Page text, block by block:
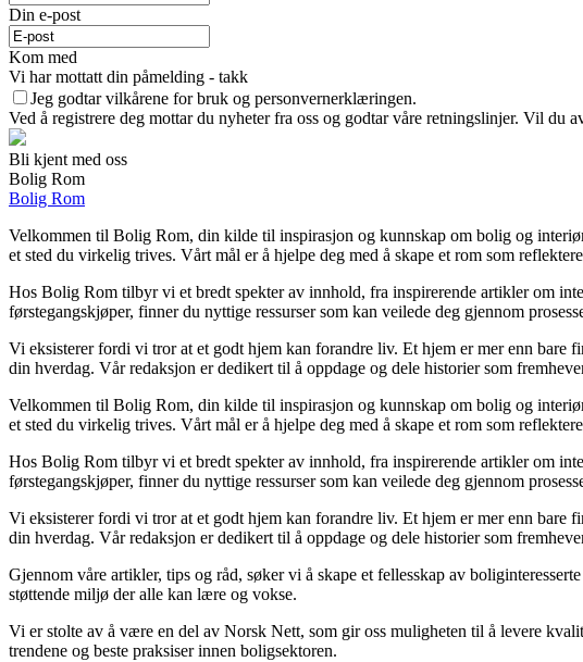
Din e-post
Kom med
Vi har mottatt din påmelding - takk
Jeg godtar vilkårene for bruk og personvernerklæringen.
Ved å registrere deg mottar du nyheter fra oss og godtar våre retningslinjer. Vil du
Bli kjent med oss
Bolig Rom
Bolig Rom
Velkommen til Bolig Rom, din kilde til inspirasjon og kunnskap om bolig og
et sted du virkelig trives. Vårt mål er å hjelpe deg med å skape et rom som
Hos Bolig Rom tilbyr vi et bredt spekter av innhold, fra inspirerende artikler om
førstegangskjøper, finner du nyttige ressurser som kan veilede deg gjennom
Vi eksisterer fordi vi tror at et godt hjem kan forandre liv. Et hjem er mer enn
din hverdag. Vår redaksjon er dedikert til å oppdage og dele historier som
Velkommen til Bolig Rom, din kilde til inspirasjon og kunnskap om bolig og
et sted du virkelig trives. Vårt mål er å hjelpe deg med å skape et rom som
Hos Bolig Rom tilbyr vi et bredt spekter av innhold, fra inspirerende artikler om
førstegangskjøper, finner du nyttige ressurser som kan veilede deg gjennom
Vi eksisterer fordi vi tror at et godt hjem kan forandre liv. Et hjem er mer enn
din hverdag. Vår redaksjon er dedikert til å oppdage og dele historier som
Gjennom våre artikler, tips og råd, søker vi å skape et fellesskap av
støttende miljø der alle kan lære og vokse.
Vi er stolte av å være en del av Norsk Nett, som gir oss muligheten til å levere
trendene og beste praksiser innen boligsektoren.